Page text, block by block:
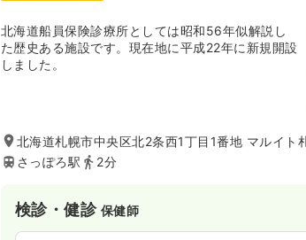
北海道船員保険診療所としては昭和56年似解説し
た歴史ある施設です。現在地に平成22年に新規開設
しました。
北海道札幌市中央区北2条西1丁目1番地 マルイト
さっぽろ駅
2分
検診・健診 保健師